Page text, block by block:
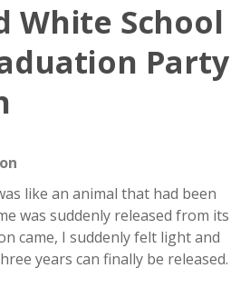
White School
Party
like an animal that had been
was suddenly released from its
came, I suddenly felt light and
years can finally be released.